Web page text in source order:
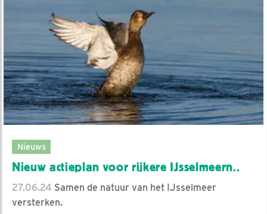
Nieuws
Nieuw actieplan voor rijkere IJsselmeern..
27.06.24 Samen de natuur van het IJsselmeer
versterken.